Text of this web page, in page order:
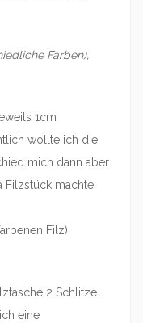
Farben),
1cm
wollte ich die
mich dann aber
Filzstück machte
Filz)
2 Schlitze.
eine